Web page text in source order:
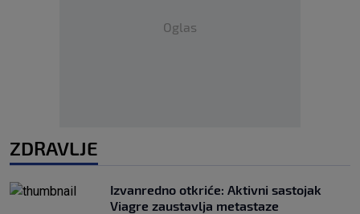
Oglas
ZDRAVLJE
Izvanredno otkriće: Aktivni sastojak
Viagre zaustavlja metastaze